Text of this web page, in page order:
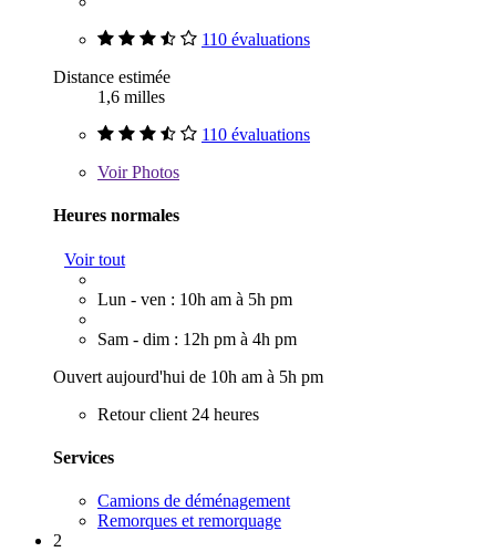
110 évaluations
Distance estimée
1,6 milles
110 évaluations
VoirPhotos
Heures normales
Voir tout
Lun - ven : 10h am à 5h pm
Sam - dim : 12h pm à 4h pm
Ouvert aujourd'hui de 10h am à 5h pm
Retour client 24 heures
Services
Camions de déménagement
Remorques et remorquage
2